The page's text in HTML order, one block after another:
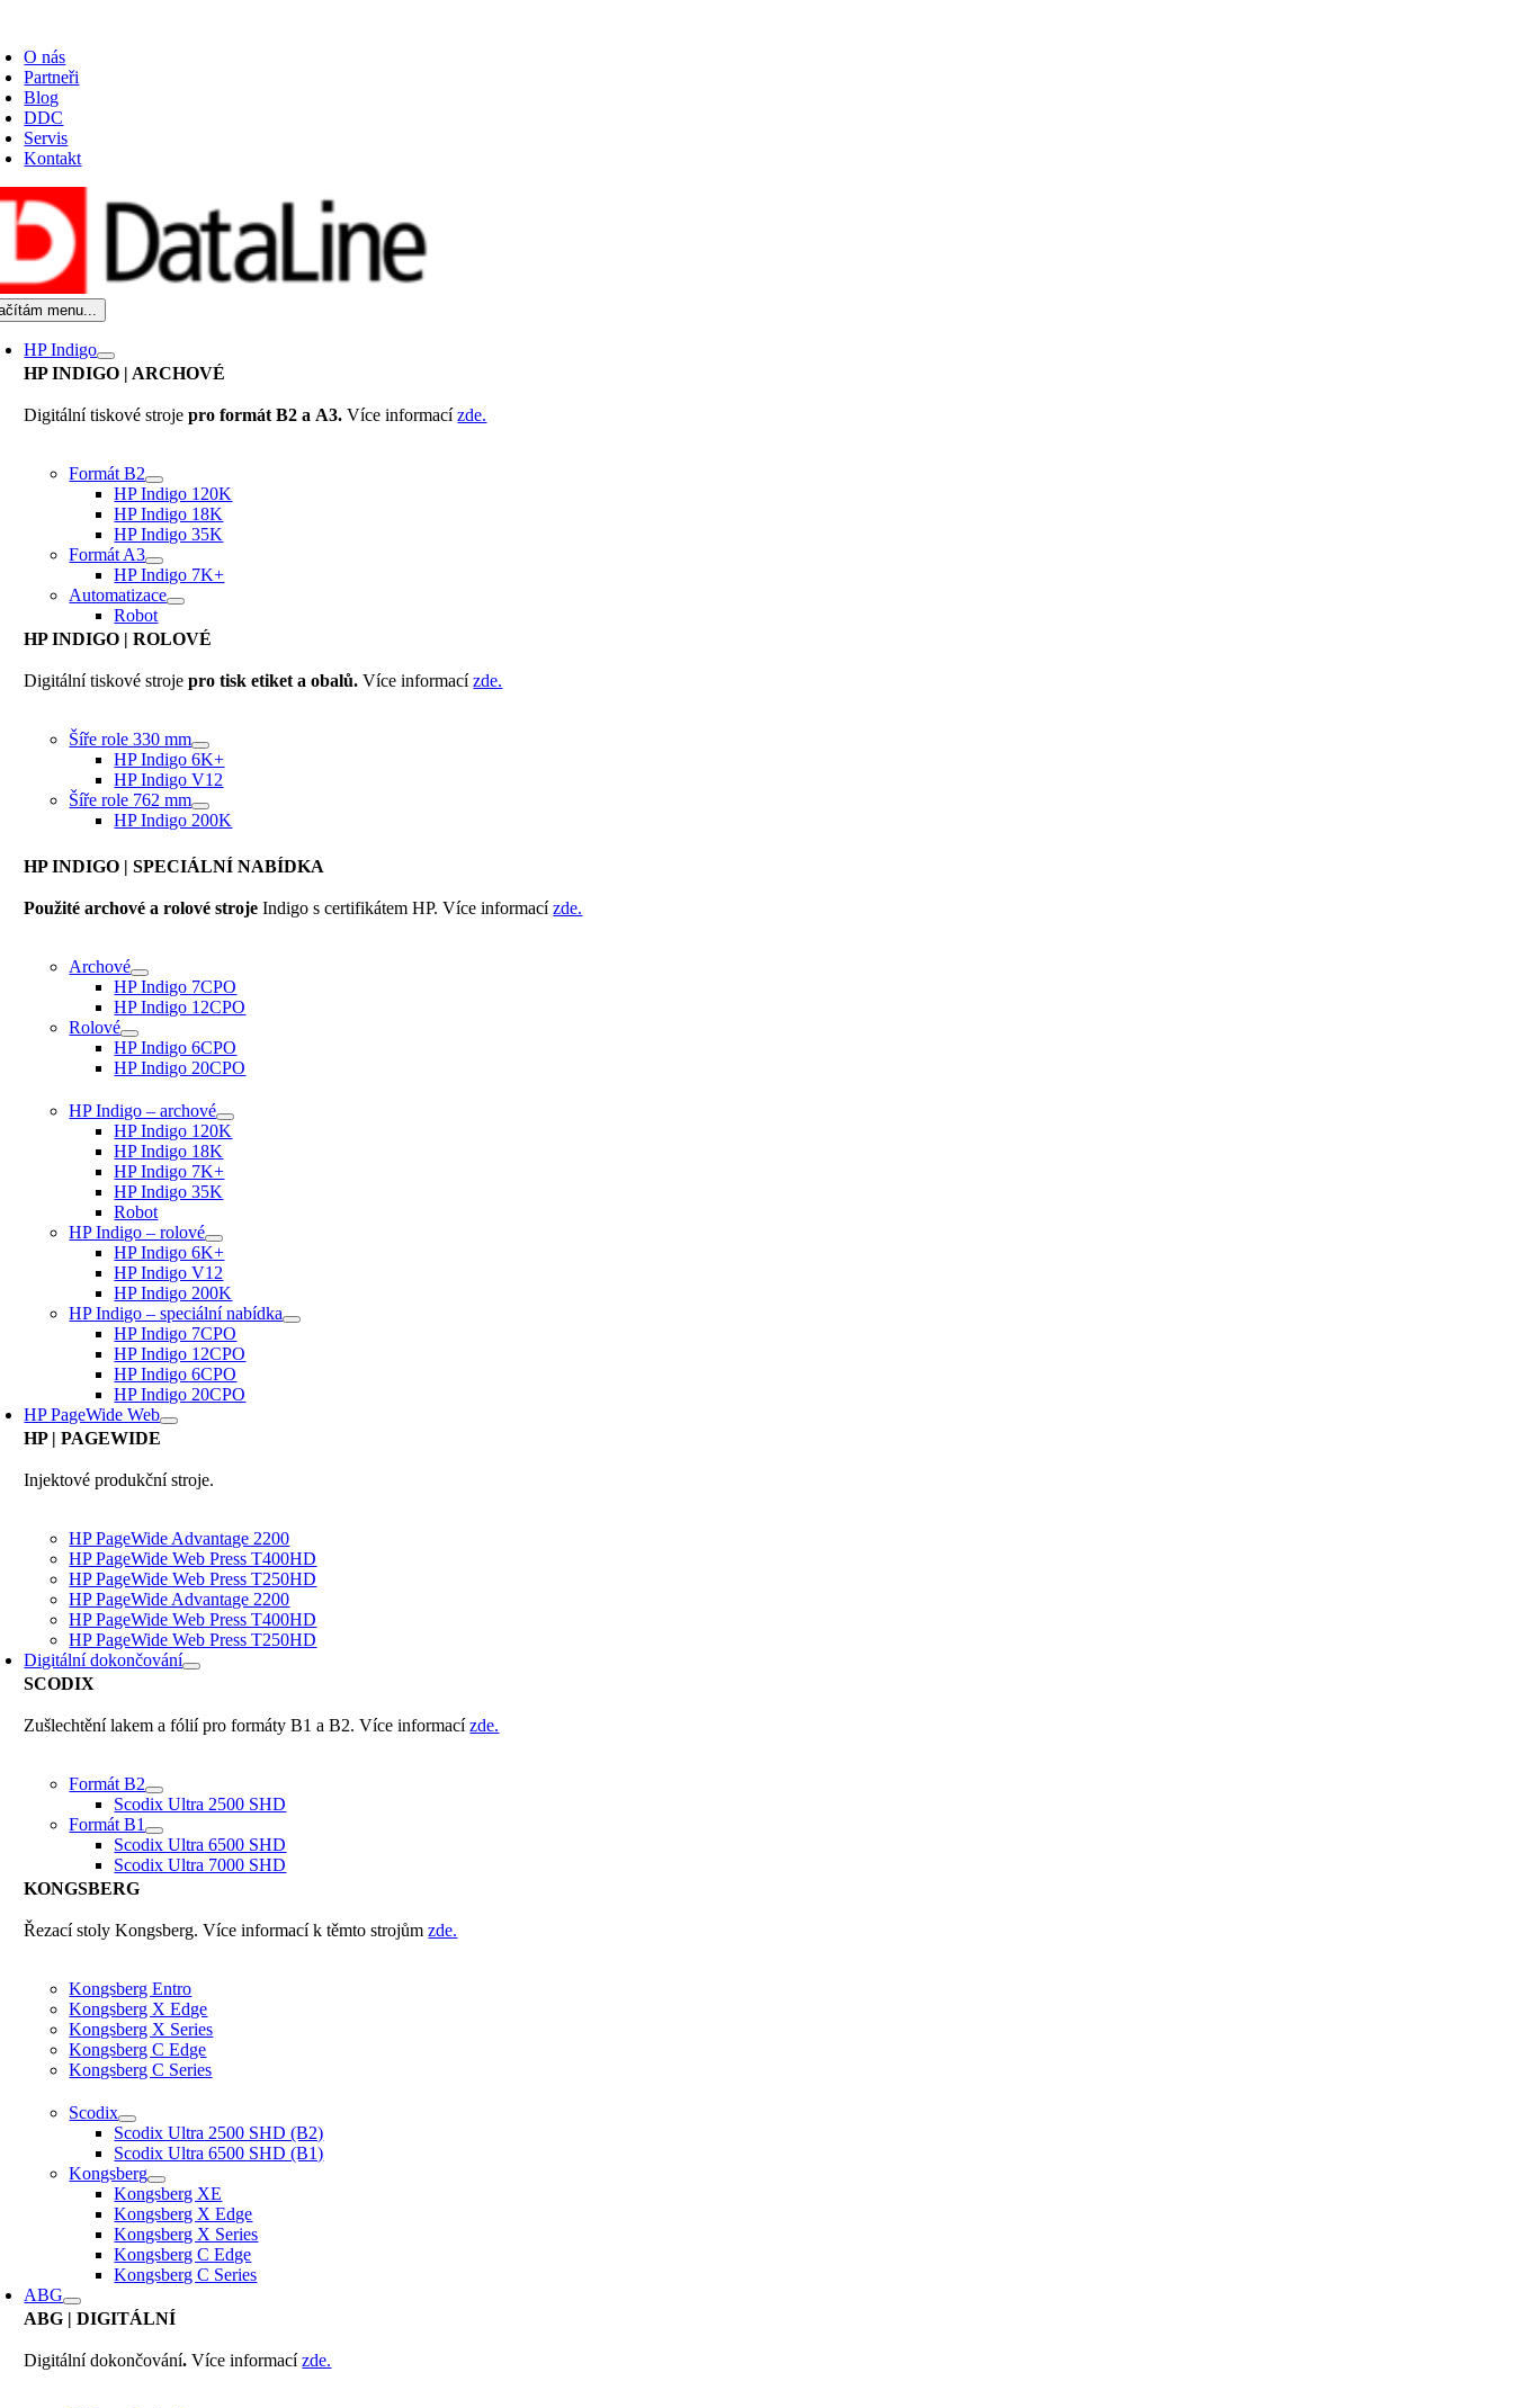
obsah
O nás
Partneři
Blog
DDC
Servis
Kontakt
menu...
HP Indigo
HP INDIGO | ARCHOVÉ
Digitální tiskové strojepro formát B2 a A3. Více informacízde.
Formát B2
HP Indigo 120K
HP Indigo 18K
HP Indigo 35K
Formát A3
HP Indigo 7K+
Automatizace
Robot
HP INDIGO | ROLOVÉ
Digitální tiskové strojepro tisk etiket a obalů. Více informacízde.
Šíře role 330 mm
HP Indigo 6K+
HP Indigo V12
Šíře role 762 mm
HP Indigo 200K
HP INDIGO | SPECIÁLNÍ NABÍDKA
Použité archové a rolové stroje Indigo s certifikátem HP. Více informacízde.
Archové
HP Indigo 7CPO
HP Indigo 12CPO
Rolové
HP Indigo 6CPO
HP Indigo 20CPO
HP Indigo – archové
HP Indigo 120K
HP Indigo 18K
HP Indigo 7K+
HP Indigo 35K
Robot
HP Indigo – rolové
HP Indigo 6K+
HP Indigo V12
HP Indigo 200K
HP Indigo – speciální nabídka
HP Indigo 7CPO
HP Indigo 12CPO
HP Indigo 6CPO
HP Indigo 20CPO
HP PageWide Web
HP| PAGEWIDE
Injektové produkční stroje.
HP PageWide Advantage 2200
HP PageWide Web Press T400HD
HP PageWide Web Press T250HD
HP PageWide Advantage 2200
HP PageWide Web Press T400HD
HP PageWide Web Press T250HD
Digitální dokončování
SCODIX
Zušlechtění lakem a fólií pro formáty B1 a B2. Více informacízde.
Formát B2
Scodix Ultra 2500 SHD
Formát B1
Scodix Ultra 6500 SHD
Scodix Ultra 7000 SHD
KONGSBERG
Řezací stoly Kongsberg. Více informací k těmto strojůmzde.
Kongsberg Entro
Kongsberg X Edge
Kongsberg X Series
Kongsberg C Edge
Kongsberg C Series
Scodix
Scodix Ultra 2500 SHD (B2)
Scodix Ultra 6500 SHD (B1)
Kongsberg
Kongsberg XE
Kongsberg X Edge
Kongsberg X Series
Kongsberg C Edge
Kongsberg C Series
ABG
ABG | DIGITÁLNÍ
Digitální dokončování. Více informacízde.